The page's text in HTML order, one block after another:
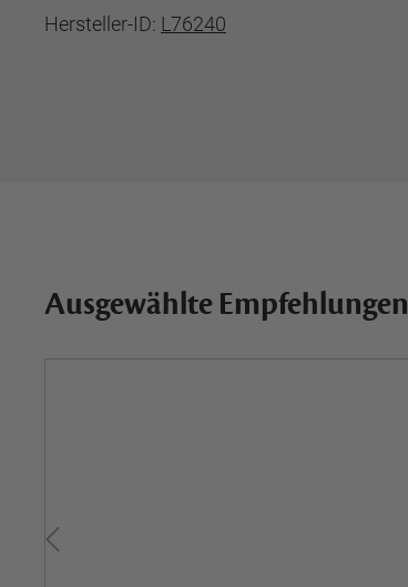
Hersteller-ID: L76240
Ausgewählte Empfehlungen